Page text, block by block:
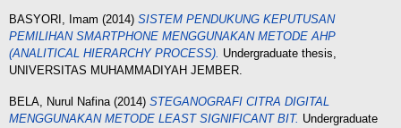
BASYORI, Imam (2014) SISTEM PENDUKUNG KEPUTUSAN
PEMILIHAN SMARTPHONE MENGGUNAKAN METODE AHP
(ANALITICAL HIERARCHY PROCESS). Undergraduate thesis,
UNIVERSITAS MUHAMMADIYAH JEMBER.
BELA, Nurul Nafina(2014) STEGANOGRAFI CITRA DIGITAL
MENGGUNAKAN METODE LEAST SIGNIFICANT BIT. Undergraduate